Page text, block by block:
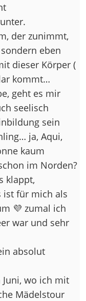
der zunimmt,
eben
dieser Körper (
kommt…
geht es mir
seelisch
sein
ja, Aqui,
kaum
im Norden?
klappt,
ist für mich als
💜 zumal ich
war und sehr
absolut
wo ich mit
Mädelstour